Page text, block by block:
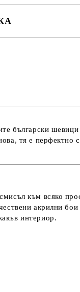
български
тя е перфектно
към всяко
акрилни
интериор.